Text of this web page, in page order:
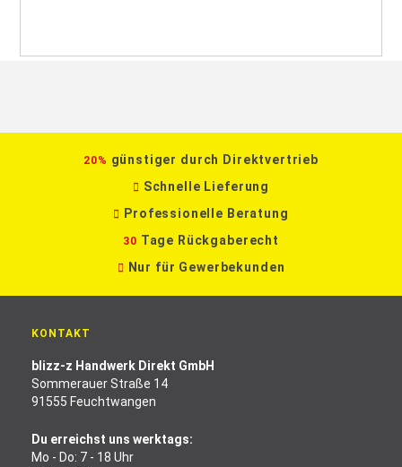
20% günstiger durch Direktvertrieb
Schnelle Lieferung
Professionelle Beratung
30 Tage Rückgaberecht
Nur für Gewerbekunden
KONTAKT
blizz-z Handwerk Direkt GmbH
Sommerauer Straße 14
91555 Feuchtwangen
Du erreichst uns werktags:
Mo - Do: 7 - 18 Uhr